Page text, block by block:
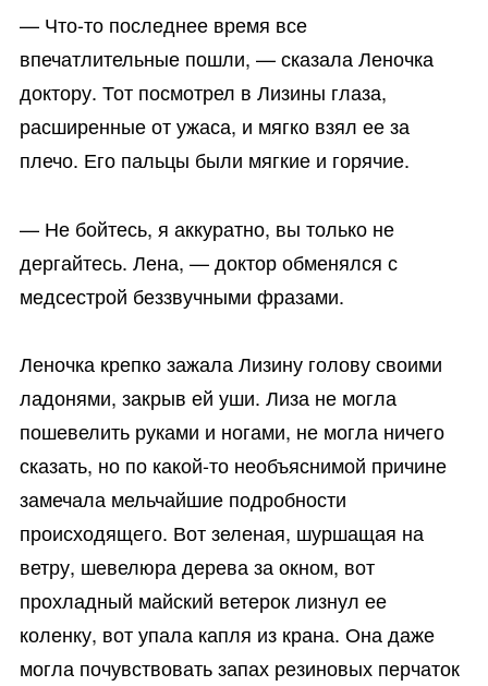
— Что-то последнее время все
впечатлительные пошли, — сказала Леночка
доктору. Тот посмотрел в Лизины глаза,
расширенные от ужаса, и мягко взял ее за
плечо. Его пальцы были мягкие и горячие.
— Не бойтесь, я аккуратно, вы только не
дергайтесь. Лена, — доктор обменялся с
медсестрой беззвучными фразами.
Леночка крепко зажала Лизину голову своими
ладонями, закрыв ей уши. Лиза не могла
пошевелить руками и ногами, не могла ничего
сказать, но по какой-то необъяснимой причине
замечала мельчайшие подробности
происходящего. Вот зеленая, шуршащая на
ветру, шевелюра дерева за окном, вот
прохладный майский ветерок лизнул ее
коленку, вот упала капля из крана. Она даже
могла почувствовать запах резиновых перчаток